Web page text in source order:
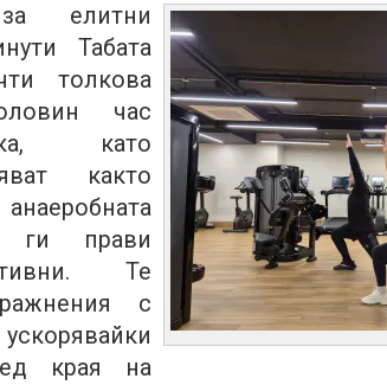
елитни
Табата
толкова
час
като
както
ги прави
Те
с
края на